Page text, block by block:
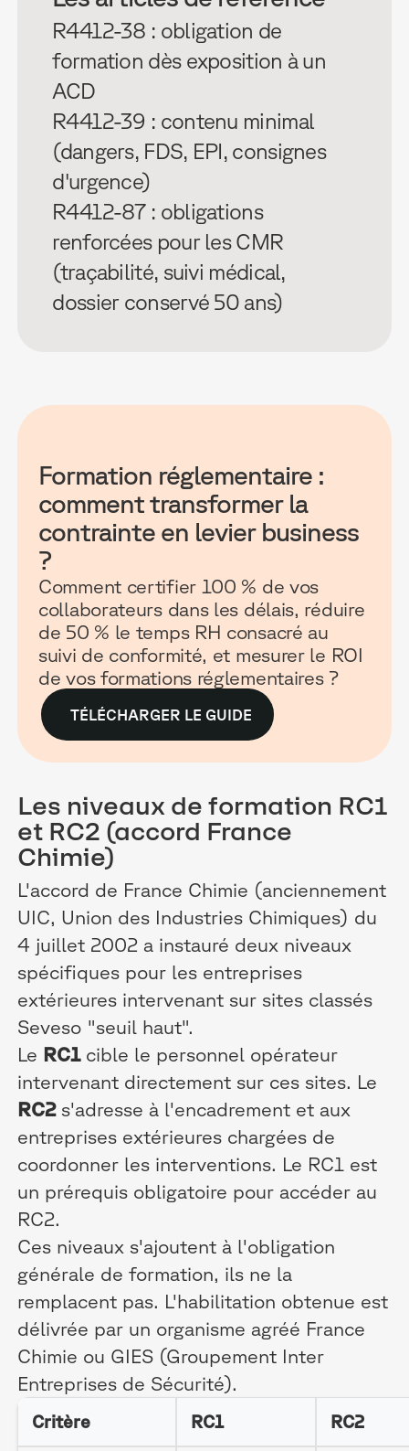
R4412-38 : obligation de
formation dès exposition à un
ACD
R4412-39 : contenu minimal
(dangers, FDS, EPI, consignes
d'urgence)
R4412-87 : obligations
renforcées pour les CMR
(traçabilité, suivi médical,
dossier conservé 50 ans)
Formation réglementaire :
comment transformer la
contrainte en levier business
?
Comment certifier 100 % de vos
collaborateurs dans les délais, réduire
de 50 % le temps RH consacré au
suivi de conformité, et mesurer le ROI
de vos formations réglementaires ?
TÉLÉCHARGER LE GUIDE
Les niveaux de formation RC1
et RC2 (accord France
Chimie)
L'accord de France Chimie (anciennement
UIC, Union des Industries Chimiques) du
4 juillet 2002 a instauré deux niveaux
spécifiques pour les entreprises
extérieures intervenant sur sites classés
Seveso "seuil haut".
Le RC1cible le personnel opérateur
intervenant directement sur ces sites. Le
RC2s'adresse à l'encadrement et aux
entreprises extérieures chargées de
coordonner les interventions. Le RC1 est
un prérequis obligatoire pour accéder au
RC2.
Ces niveaux s'ajoutent à l'obligation
générale de formation, ils ne la
remplacent pas. L'habilitation obtenue est
délivrée par un organisme agréé France
Chimie ou GIES (Groupement Inter
Entreprises de Sécurité).
Critère RC1 RC2